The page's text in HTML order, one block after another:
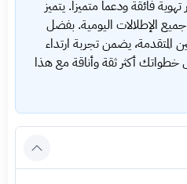
فائقة ودعماً متميزاً. يتميز
الإطلالات اليومية. بفضل
المتقدمة، يضمن تجربة ارتداء
أكثر ثقة وأناقة مع هذا